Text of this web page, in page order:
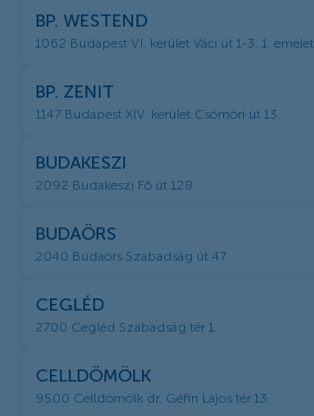
BP. WESTEND
1062 Budapest VI. kerület Váci út 1-3. 1. emelet
BP. ZENIT
1147 Budapest XIV. kerület Csömöri út 13.
BUDAKESZI
2092 Budakeszi Fő út 128.
BUDAÖRS
2040 Budaörs Szabadság út 47.
CEGLÉD
2700 Cegléd Szabadság tér 1.
CELLDÖMÖLK
9500 Celldömölk dr. Géfin Lajos tér 13.